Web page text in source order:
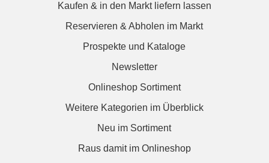
Kaufen & in den Markt liefern lassen
Reservieren & Abholen im Markt
Prospekte und Kataloge
Newsletter
Onlineshop Sortiment
Weitere Kategorien im Überblick
Neu im Sortiment
Raus damit im Onlineshop